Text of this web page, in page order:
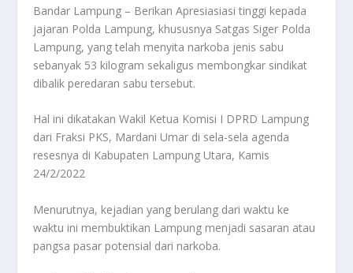
Bandar Lampung – Berikan Apresiasiasi tinggi kepada
jajaran Polda Lampung, khususnya Satgas Siger Polda
Lampung, yang telah menyita narkoba jenis sabu
sebanyak 53 kilogram sekaligus membongkar sindikat
dibalik peredaran sabu tersebut.
Hal ini dikatakan Wakil Ketua Komisi I DPRD Lampung
dari Fraksi PKS, Mardani Umar di sela-sela agenda
resesnya di Kabupaten Lampung Utara, Kamis
24/2/2022
Menurutnya, kejadian yang berulang dari waktu ke
waktu ini membuktikan Lampung menjadi sasaran atau
pangsa pasar potensial dari narkoba.